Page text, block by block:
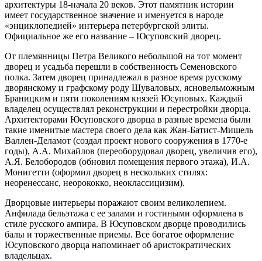
архитектуры 18-начала 20 веков. Этот памятник истории
имеет государственное значение и именуется в народе
«энциклопедией» интерьера петербургской элиты.
Официальное же его название – Юсуповский дворец.
От племянницы Петра Великого небольшой на тот момент
дворец и усадьба перешли в собственность Семеновского
полка. Затем дворец принадлежал в разное время русскому
дворянскому и графскому роду Шуваловых, ясновельможным
Браницким и пяти поколениям князей Юсуповых. Каждый
владелец осуществлял реконструкции и перестройки дворца.
Архитекторами Юсуповского дворца в разные времена были
такие именитые мастера своего дела как Жан-Батист-Мишель
Валлен-Деламот (создал проект нового сооружения в 1770-е
годы), А.А. Михайлов (переоборудовал дворец, увеличив его),
А.Я. Белобородов (обновил помещения первого этажа), И.А.
Монигетти (оформил дворец в нескольких стилях:
неоренессанс, неорококко, неоклассицизим).
Дворцовые интерьеры поражают своим великолепием.
Анфилада бельэтажа с ее залами и гостиными оформлена в
стиле русского ампира. В Юсуповском дворце проводились
балы и торжественные приемы. Все богатое оформление
Юсуповского дворца напоминает об аристократических
владельцах.